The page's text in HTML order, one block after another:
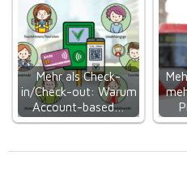
Mehr als Check-
in/Check-out: Warum
Account-based…